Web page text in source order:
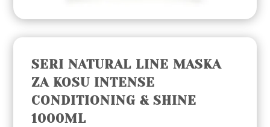
SERI NATURAL LINE MASKA
ZA KOSU INTENSE
CONDITIONING & SHINE
1000ML